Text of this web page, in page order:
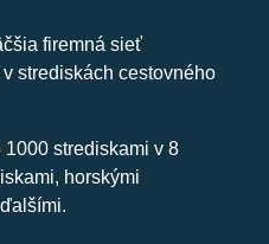
firemná sieť
strediskách cestovného
strediskami v 8
horskými